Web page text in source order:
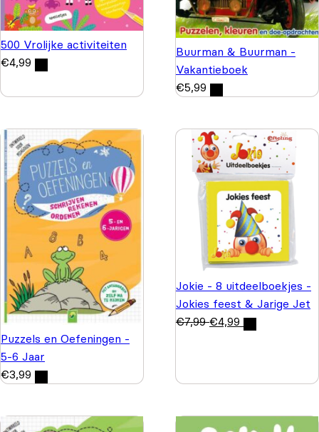
500 Vrolijke activiteiten
€4,99
Buurman & Buurman -
Vakantieboek
€5,99
Puzzels en Oefeningen -
5-6 Jaar
€3,99
Jokie - 8 uitdeelboekjes -
Jokies feest & Jarige Jet
€7,99 €4,99